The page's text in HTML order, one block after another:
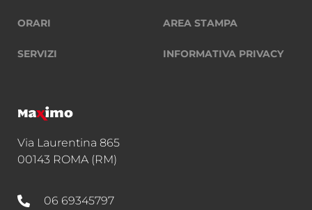
ORARI
SERVIZI
AREA STAMPA
INFORMATIVA PRIVACY
Via Laurentina 865
00143 ROMA (RM)
06 69345797